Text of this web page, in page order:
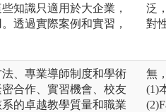
知識只適用於大企業，
透過實際案例和實習，
泛
對
、專業導師制度和學術
合作、實習機會、校友
的卓越教學質量和職業
無
(1)